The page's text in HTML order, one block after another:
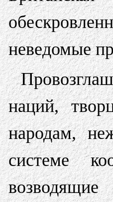
неведомые
наций,
народам,
системе